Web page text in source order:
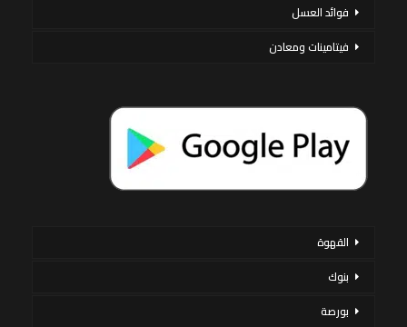
فوائد العسل
فيتامينات ومعادن
القهوة
بنوك
بورصة